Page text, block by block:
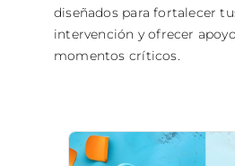
diseñados para fortalecer
intervención y ofrecer
momentos críticos.